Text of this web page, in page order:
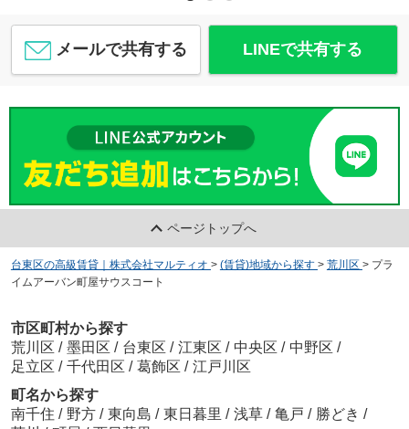
メールで共有する LINEで共有する
ページトップへ
台東区の高級賃貸｜株式会社マルティオ > (賃貸)地域から探す > 荒川区 > プラ
イムアーバン町屋サウスコート
市区町村から探す
荒川区 / 墨田区 / 台東区 / 江東区 / 中央区 / 中野区 /
足立区 / 千代田区 / 葛飾区 / 江戸川区
町名から探す
南千住 / 野方 / 東向島 / 東日暮里 / 浅草 / 亀戸 / 勝どき /